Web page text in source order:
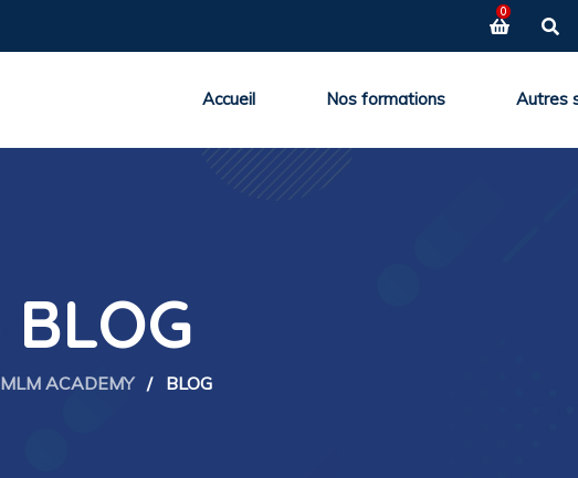
0
Accueil Nos formations Autres
BLOG
MLM ACADEMY / BLOG